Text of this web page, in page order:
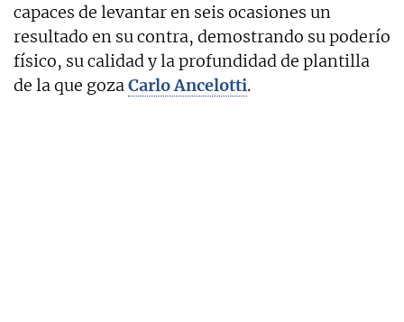
capaces de levantar en seis ocasiones un
resultado en su contra, demostrando su poderío
físico, su calidad y la profundidad de plantilla
de la que gozaCarlo Ancelotti.